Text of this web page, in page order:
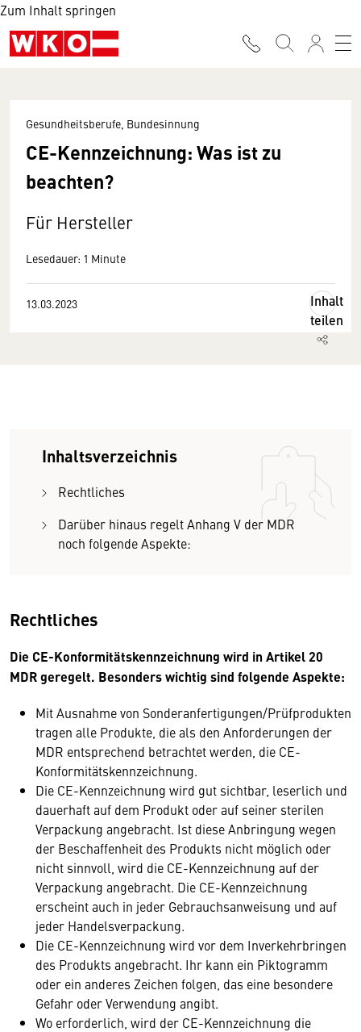
Zum Inhalt springen
Gesundheitsberufe, Bundesinnung
CE-Kennzeichnung: Was ist zu
beachten?
Für Hersteller
Lesedauer: 1 Minute
13.03.2023
Inhalt
teilen
Inhaltsverzeichnis
Rechtliches
Darüber hinaus regelt Anhang V der MDR
noch folgende Aspekte:
Rechtliches
Die CE-Konformitätskennzeichnung wird in Artikel 20
MDR geregelt. Besonders wichtig sind folgende Aspekte:
Mit Ausnahme von Sonderanfertigungen/Prüfprodukten
tragen alle Produkte, die als den Anforderungen der
MDR entsprechend betrachtet werden, die CE-
Konformitätskennzeichnung.
Die CE-Kennzeichnung wird gut sichtbar, leserlich und
dauerhaft auf dem Produkt oder auf seiner sterilen
Verpackung angebracht. Ist diese Anbringung wegen
der Beschaffenheit des Produkts nicht möglich oder
nicht sinnvoll, wird die CE-Kennzeichnung auf der
Verpackung angebracht. Die CE-Kennzeichnung
erscheint auch in jeder Gebrauchsanweisung und auf
jeder Handelsverpackung.
Die CE-Kennzeichnung wird vor dem Inverkehrbringen
des Produkts angebracht. Ihr kann ein Piktogramm
oder ein anderes Zeichen folgen, das eine besondere
Gefahr oder Verwendung angibt.
Wo erforderlich, wird der CE-Kennzeichnung die